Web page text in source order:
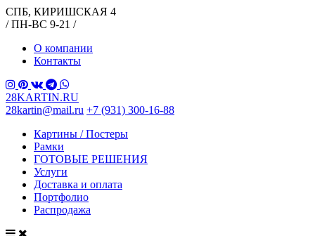
СПБ, КИРИШСКАЯ 4
/ ПН-ВС 9-21 /
О компании
Контакты
28KARTIN.RU
28kartin@mail.ru +7 (931) 300-16-88
Картины / Постеры
Рамки
ГОТОВЫЕ РЕШЕНИЯ
Услуги
Доставка и оплата
Портфолио
Распродажа